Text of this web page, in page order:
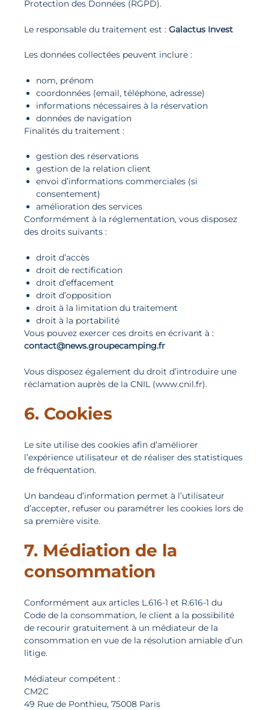
Protection des Données (RGPD).
Le responsable du traitement est : Galactus Invest
Les données collectées peuvent inclure :
nom, prénom
coordonnées (email, téléphone, adresse)
informations nécessaires à la réservation
données de navigation
Finalités du traitement :
gestion des réservations
gestion de la relation client
envoi d’informations commerciales (si
consentement)
amélioration des services
Conformément à la réglementation, vous disposez
des droits suivants :
droit d’accès
droit de rectification
droit d’effacement
droit d’opposition
droit à la limitation du traitement
droit à la portabilité
Vous pouvez exercer ces droits en écrivant à :
contact@news.groupecamping.fr
Vous disposez également du droit d’introduire une
réclamation auprès de la CNIL (www.cnil.fr).
6. Cookies
Le site utilise des cookies afin d’améliorer
l’expérience utilisateur et de réaliser des statistiques
de fréquentation.
Un bandeau d’information permet à l’utilisateur
d’accepter, refuser ou paramétrer les cookies lors de
sa première visite.
7. Médiation de la
consommation
Conformément aux articles L.616-1 et R.616-1 du
Code de la consommation, le client a la possibilité
de recourir gratuitement à un médiateur de la
consommation en vue de la résolution amiable d’un
litige.
Médiateur compétent :
CM2C
49 Rue de Ponthieu, 75008 Paris